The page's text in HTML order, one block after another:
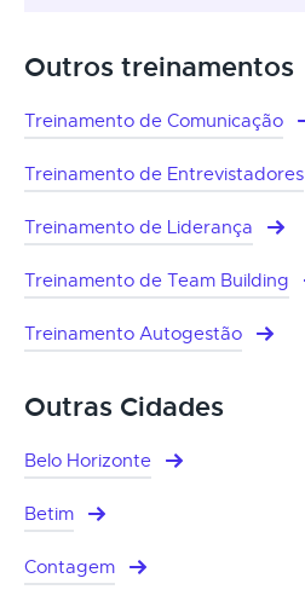
Outros treinamentos
Treinamento de Comunicação
Treinamento de Entrevistadores
Treinamento de Liderança
Treinamento de Team Building
Treinamento Autogestão
Outras Cidades
Belo Horizonte
Betim
Contagem